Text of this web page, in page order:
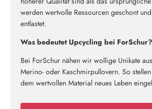
werden wertvolle Ressourcen geschont
entlastet.
Was bedeutet Upcycling bei ForSchur?
Bei ForSchur nähen wir wollige Unikate
Merino- oder Kaschmirpullovern. So
dem wertvollen Material neues Leben